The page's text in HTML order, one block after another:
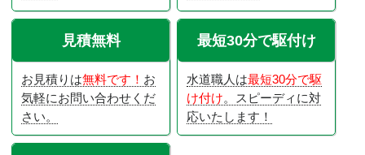
見積無料
お見積りは無料です！ お
気軽にお問い合わせくだ
さい。
最短30分で駆付け
水道職人は最短30分で駆
け付け。スピーディに対
応いたします！